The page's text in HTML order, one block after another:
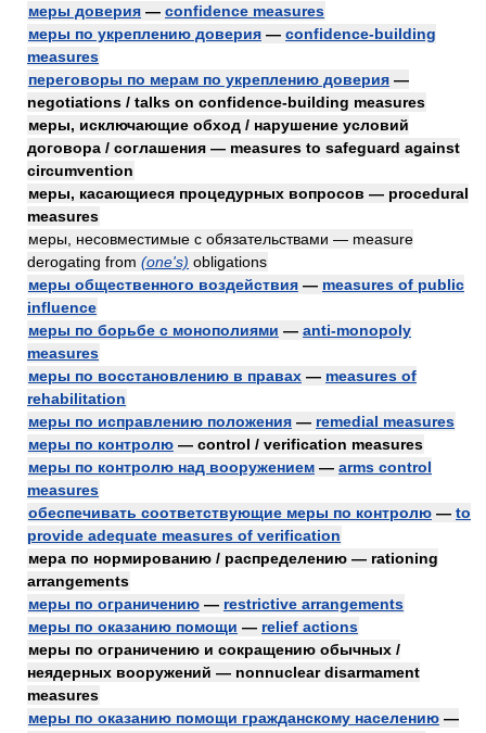
меры доверия — confidence measures
меры по укреплению доверия — confidence-building
measures
переговоры по мерам по укреплению доверия —
negotiations / talks on confidence-building measures
меры, исключающие обход / нарушение условий
договора / соглашения — measures to safeguard against
circumvention
меры, касающиеся процедурных вопросов — procedural
measures
меры, несовместимые с обязательствами — measure
derogating from (one's) obligations
меры общественного воздействия — measures of public
influence
меры по борьбе с монополиями — anti-monopoly
measures
меры по восстановлению в правах — measures of
rehabilitation
меры по исправлению положения — remedial measures
меры по контролю — control / verification measures
меры по контролю над вооружением — arms control
measures
обеспечивать соответствующие меры по контролю — to
provide adequate measures of verification
мера по нормированию / распределению — rationing
arrangements
меры по ограничению — restrictive arrangements
меры по оказанию помощи — relief actions
меры по ограничению и сокращению обычных /
неядерных вооружений — nonnuclear disarmament
measures
меры по оказанию помощи гражданскому населению —